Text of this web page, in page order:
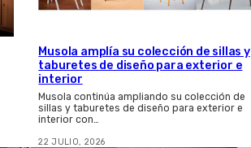
Musola amplía su colección de sillas y
taburetes de diseño para exterior e
interior
Musola continúa ampliando su colección de
sillas y taburetes de diseño para exterior e
interior con…
22 JULIO, 2026